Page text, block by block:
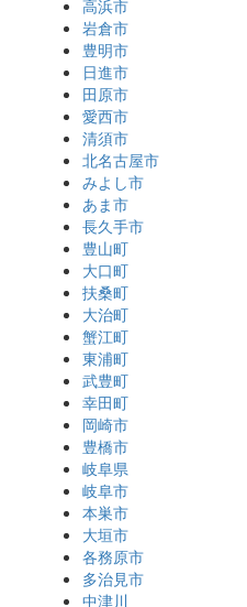
高浜市
岩倉市
豊明市
日進市
田原市
愛西市
清須市
北名古屋市
みよし市
あま市
長久手市
豊山町
大口町
扶桑町
大治町
蟹江町
東浦町
武豊町
幸田町
岡崎市
豊橋市
岐阜県
岐阜市
本巣市
大垣市
各務原市
多治見市
中津川